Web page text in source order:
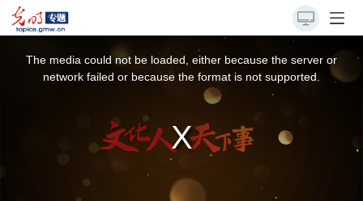
The media could not be loaded, either because the server or
network failed or because the format is not supported.